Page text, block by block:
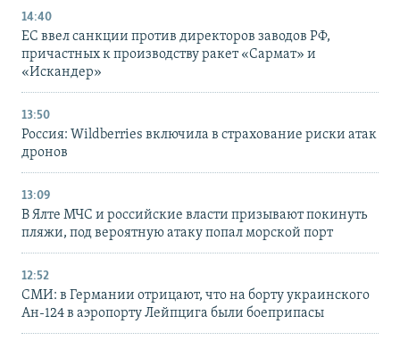
14:40
ЕС ввел санкции против директоров заводов РФ,
причастных к производству ракет «Сармат» и
«Искандер»
13:50
Россия: Wildberries включила в страхование риски атак
дронов
13:09
В Ялте МЧС и российские власти призывают покинуть
пляжи, под вероятную атаку попал морской порт
12:52
СМИ: в Германии отрицают, что на борту украинского
Ан-124 в аэропорту Лейпцига были боеприпасы